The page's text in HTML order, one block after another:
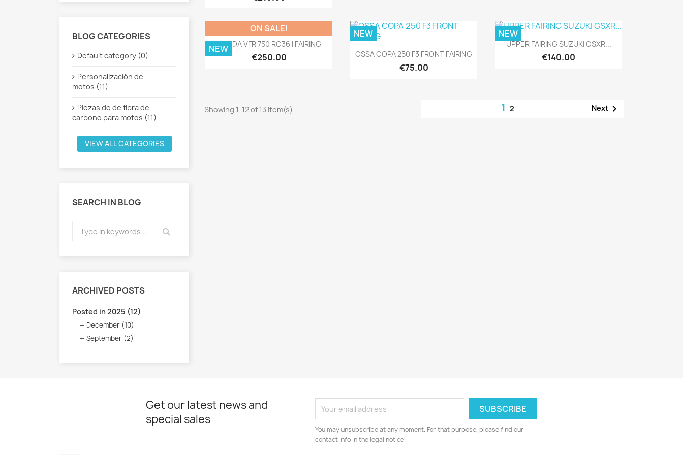
BLOG CATEGORIES
Default category (0)
Personalización de
motos (11)
Piezas de de fibra de
carbono para motos (11)
VIEW ALL CATEGORIES
SEARCH IN BLOG
ARCHIVED POSTS
Posted in 2025 (12)
December (10)
September (2)
Quick view
HONDA VFR 750 RC36 I FAIRING
€250.00
ON SALE!
NEW
Quick view
OSSA COPA 250 F3 FRONT FAIRING
€75.00
NEW
Quick view
UPPER FAIRING SUZUKI GSXR...
€140.00
NEW
Showing 1-12 of 13 item(s) 1 2 Next
Get our latest news and
special sales
You may unsubscribe at any moment. For that purpose, please find our
contact info in the legal notice.